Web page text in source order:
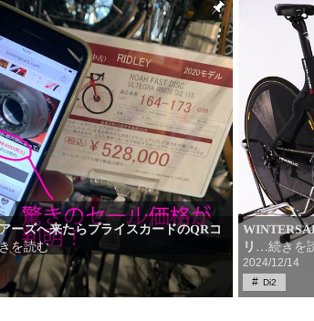
ーズへ来たらプライスカードのQRコ
を読む リ …続きを
2024/12/14
Di2